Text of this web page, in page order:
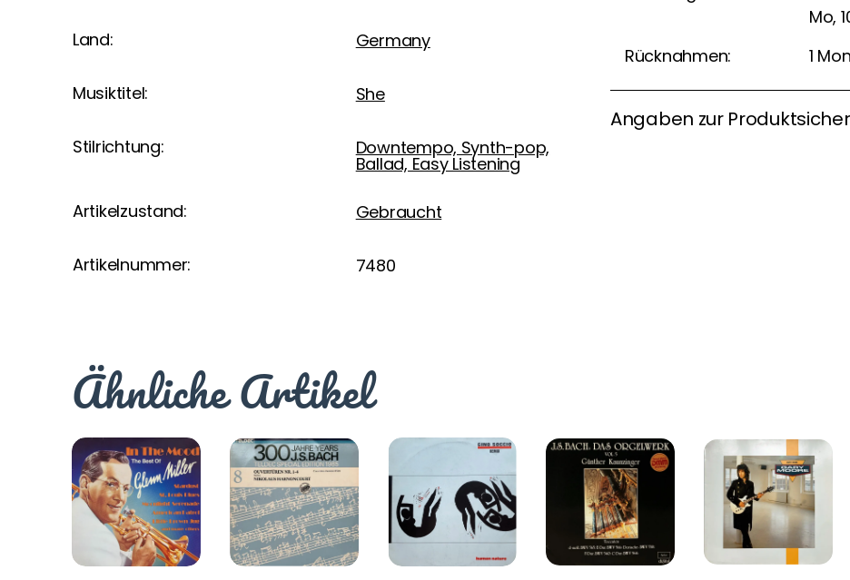
Land: Germany
Musiktitel: She
Stilrichtung: Downtempo, Synth-pop,
Ballad, Easy Listening
Artikelzustand: Gebraucht
Artikelnummer: 7480
Mo,
Rücknahmen:
1
Angaben zur
Ähnliche Artikel